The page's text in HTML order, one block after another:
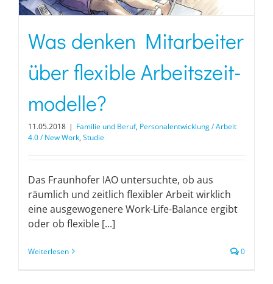
Was denken Mitarbeiter
über flexible Arbeitszeit­
modelle?
11.05.2018 | Familie und Beruf, Personalentwicklung / Arbeit
4.0 / New Work, Studie
Das Fraunhofer IAO untersuchte, ob aus
räumlich und zeitlich flexibler Arbeit wirklich
eine ausgewogenere Work-Life-Balance ergibt
oder ob flexible [...]
Weiterlesen 0